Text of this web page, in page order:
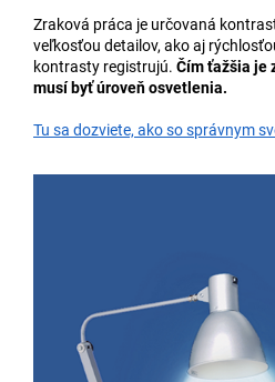
Zraková práca je určovaná
veľkosťou detailov, ako aj
kontrasty registrujú. Čím ťažšia je
musí byť úroveň osvetlenia.
Tu sa dozviete, ako so správnym